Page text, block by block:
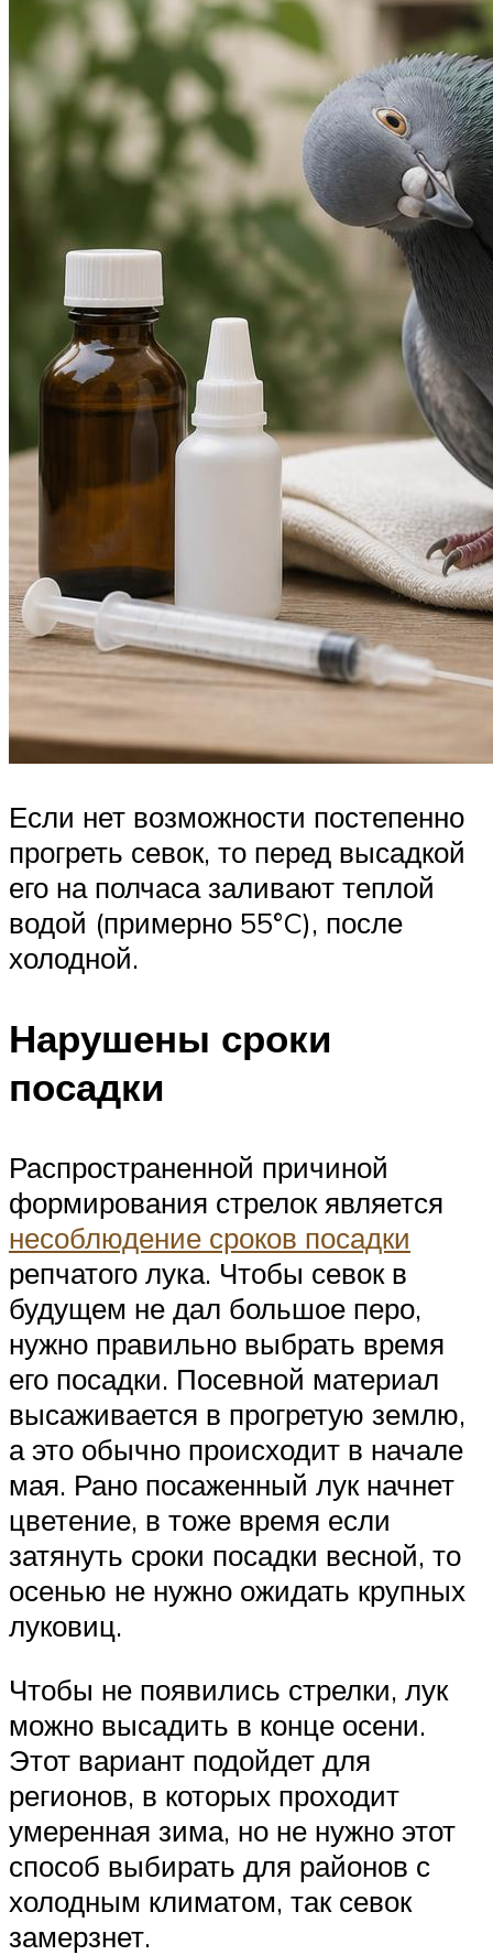
Если нет возможности постепенно
прогреть севок, то перед высадкой
его на полчаса заливают теплой
водой (примерно 55°C), после
холодной.
Нарушены сроки
посадки
Распространенной причиной
формирования стрелок является
несоблюдение сроков посадки
репчатого лука. Чтобы севок в
будущем не дал большое перо,
нужно правильно выбрать время
его посадки. Посевной материал
высаживается в прогретую землю,
а это обычно происходит в начале
мая. Рано посаженный лук начнет
цветение, в тоже время если
затянуть сроки посадки весной, то
осенью не нужно ожидать крупных
луковиц.
Чтобы не появились стрелки, лук
можно высадить в конце осени.
Этот вариант подойдет для
регионов, в которых проходит
умеренная зима, но не нужно этот
способ выбирать для районов с
холодным климатом, так севок
замерзнет.